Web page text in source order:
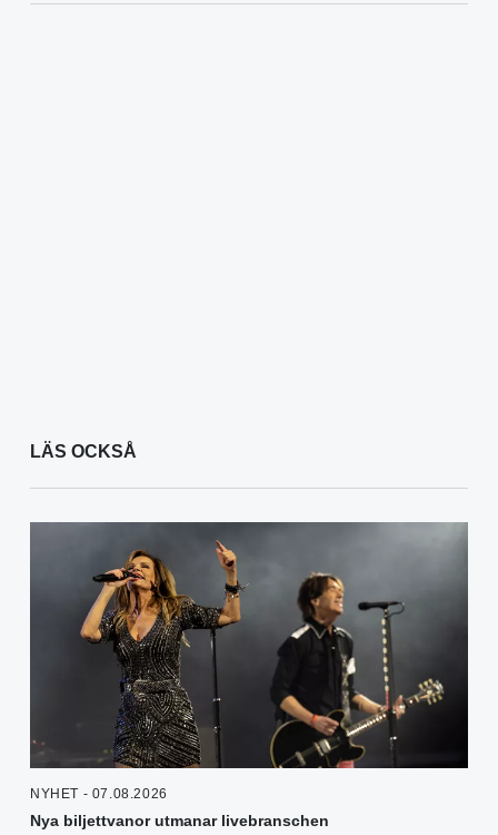
LÄS OCKSÅ
NYHET - 07.08.2026
Nya biljettvanor utmanar livebranschen